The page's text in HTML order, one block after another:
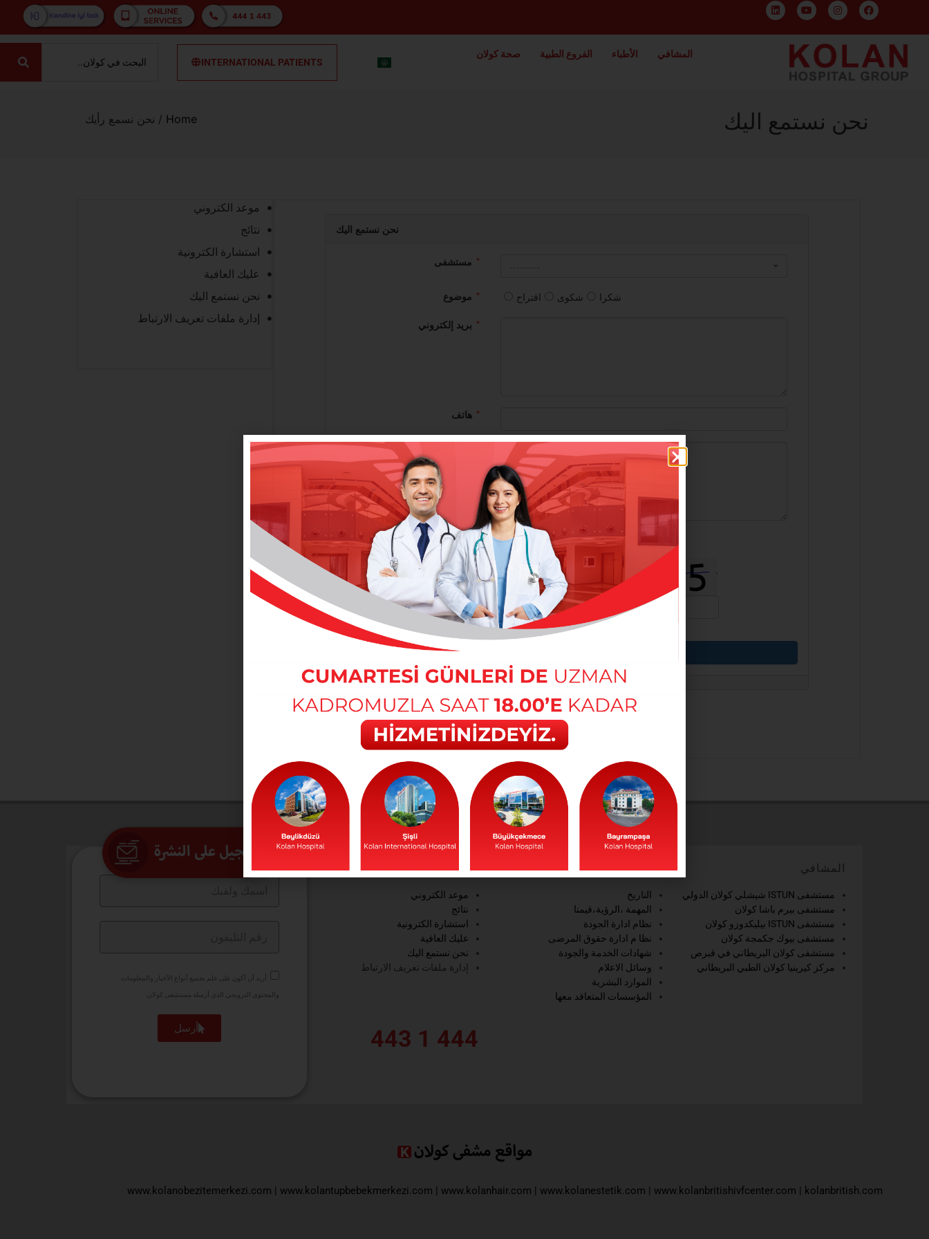
المشافي الأطباء الفروع الطبية صحة كولان
INTERNATIONAL PATIENTS
نحن نستمع اليك Home
/ نحن نسمع رأيك
موعد الكتروني
نتائج
استشارة الكترونية
عليك العافية
نحن نستمع اليك
إدارة ملفات تعريف الارتباط
المشافي
مستشفى ISTUN شيشلي كولان الدولي
مستشفى بيرم باشا كولان
مستشفى ISTUN بيليكدوزو كولان
مستشفى بيوك جكمجة كولان
مستشفى كولان البريطاني في قبرص
مركز كيرينيا كولان الطبي البريطاني
المؤسسي
التاريخ
المهمة ،الرؤية،قيمنا
نظام ادارة الجودة
نظا م ادارة حقوق المرضى
شهادات الخدمة والجودة
وسائل الاعلام
الموارد البشرية
المؤسسات المتعاقد معها
الخدمات عبر الانترنيت
موعد الكتروني
نتائج
استشارة الكترونية
عليك العافية
نحن نستمع اليك
إدارة ملفات تعريف الارتباط
444 1 443
أريد أن أكون على علم بجميع أنواع الأخبار والمعلومات
والمحتوى الترويجي الذي أرسله مستشفى كولان.
أرسل
www.kolanobezitemerkezi.com www.kolantupbebekmerkezi.com www.kolanhair.com www.kolanestetik.com www.kolanbritishivfcenter.com kolanbritish.com